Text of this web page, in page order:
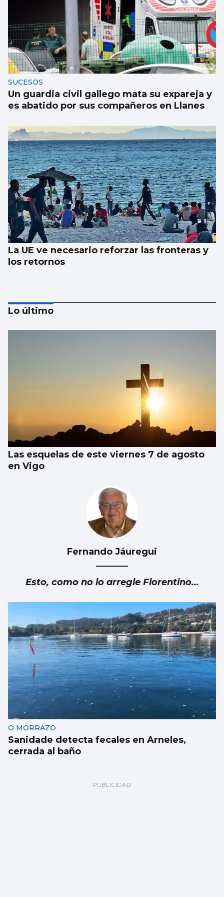
SUCESOS
Un guardia civil gallego mata su expareja y
es abatido por sus compañeros en Llanes
La UE ve necesario reforzar las fronteras y
los retornos
Marlaska insiste: “No hubo ni informe ni
aviso del CNI”
Lo último
Las esquelas de este viernes 7 de agosto
en Vigo
Fernando Jáuregui
Esto, como no lo arregle Florentino...
O MORRAZO
Sanidade detecta fecales en Arneles,
cerrada al baño